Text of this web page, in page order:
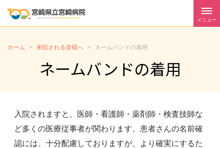
メニュー
ホーム > 来院される皆様へ > ネームバンドの着用
ネームバンドの着用
入院されますと、医師・看護師・薬剤師・検査技師な
ど多くの医療従事者が関わります。患者さんの名前確
認には、十分配慮しておりますが、より確実にするた